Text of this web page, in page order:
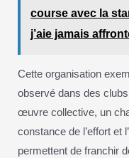
course avec la
j’aie jamais
Cette organisation
observé dans des
œuvre collective, un
constance de l’effort et
permettent de franchir